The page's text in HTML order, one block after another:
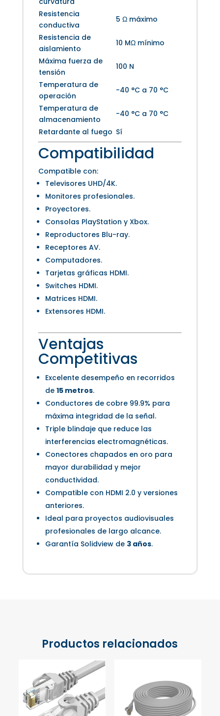
Resistencia
conductiva
5 Ω máximo
Resistencia de
aislamiento
10 MΩ mínimo
Máxima fuerza de
tensión
100 N
Temperatura de
operación
-40 °C a 70 °C
Temperatura de
almacenamiento
-40 °C a 70 °C
Retardante al fuego Sí
Compatibilidad
Compatible con:
Televisores UHD/4K.
Monitores profesionales.
Proyectores.
Consolas PlayStation y Xbox.
Reproductores Blu-ray.
Receptores AV.
Computadores.
Tarjetas gráficas HDMI.
Switches HDMI.
Matrices HDMI.
Extensores HDMI.
Ventajas
Competitivas
Excelente desempeño en recorridos
de 15 metros.
Conductores de cobre 99.9% para
máxima integridad de la señal.
Triple blindaje que reduce las
interferencias electromagnéticas.
Conectores chapados en oro para
mayor durabilidad y mejor
conductividad.
Compatible con HDMI 2.0 y versiones
anteriores.
Ideal para proyectos audiovisuales
profesionales de largo alcance.
Garantía Solidview de 3 años.
Productos relacionados